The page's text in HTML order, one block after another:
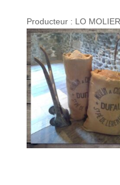
Producteur : LO MOLIER